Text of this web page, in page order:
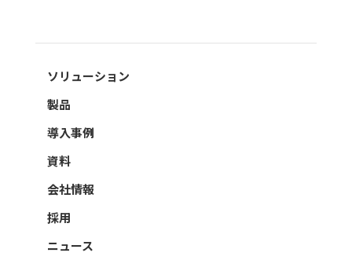
ソリューション
製品
導入事例
資料
会社情報
採用
ニュース